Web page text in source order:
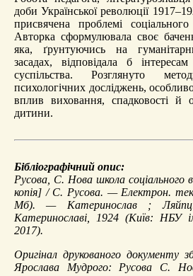
доби Української революції
присвячена проблемі
Авторка сформулювала своє
яка, ґрунтуючись на
засадах, відповідала б
суспільства. Розглянуто
психологічних досліджень,
вплив виховання, спадковості й
дитини.
Бібліографічний опис:
Русова, С. Нова школа соціального
копія] / С. Русова. — Електрон.
Мб). — Катеринослав ;
Катеринославі, 1924 (Київ: НБУ
2017).
Оригінал друкованого документу
Ярослава Мудрого: Русова С.